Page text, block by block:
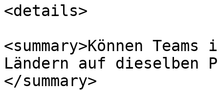
<details>
<summary>Können
Ländern auf dieselben
</summary>